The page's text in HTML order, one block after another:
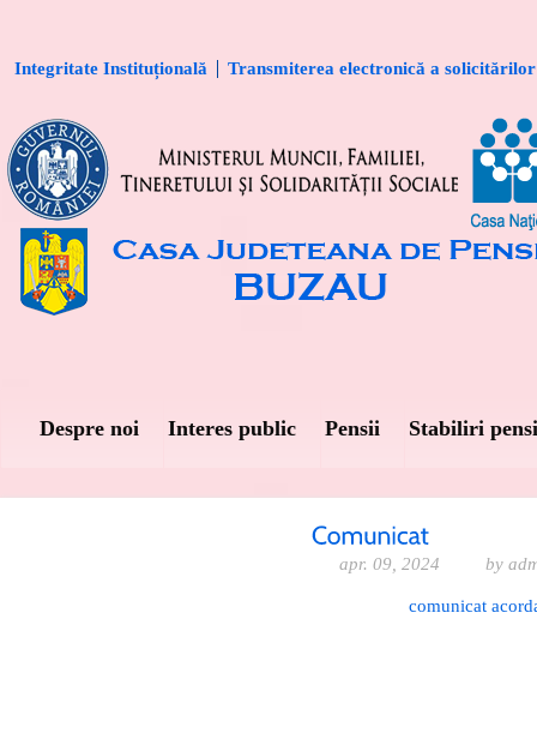
Integritate Instituțională Transmiterea electronică a solicitărilor
Despre noi Interes public Pensii Stabiliri
apr. 09, 2024 by
comunicat